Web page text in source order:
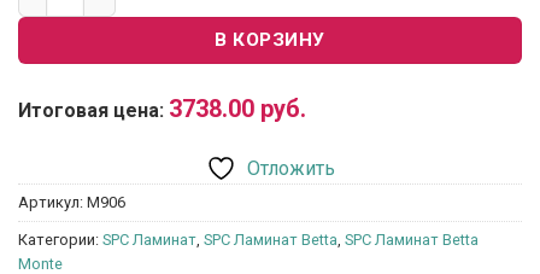
В КОРЗИНУ
Итоговая цена: 3738.00 руб.
Отложить
Артикул: M906
Категории: SPC Ламинат SPC Ламинат Betta SPC Ламинат Betta
Monte